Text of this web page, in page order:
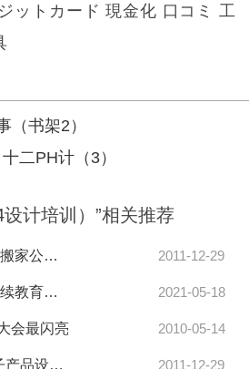
ットカード 現金化 口コミ
工
（书架2）
二PH计（3）
计培训）”相关推荐
《第一章 撞上深圳福田搬家公司头的机缘》一(1) 2011-12-29
2021年湖北工业大学继续教育学院召开工作布置会 2021-05-18
会最闪亮 2010-05-14
2对弈（2） 硬度计 电子产品设计 キャバクラ 求人 前列腺炎 床上 2011-12-29